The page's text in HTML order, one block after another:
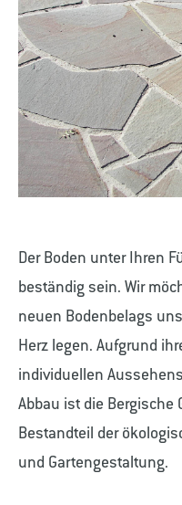
Der Boden unter Ihren
beständig sein. Wir
neuen Bodenbelags
Herz legen. Aufgrund
individuellen
Abbau ist die Bergische
Bestandteil der
und Gartengestaltung.